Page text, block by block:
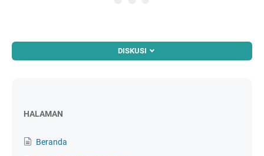
DISKUSI
HALAMAN
Beranda